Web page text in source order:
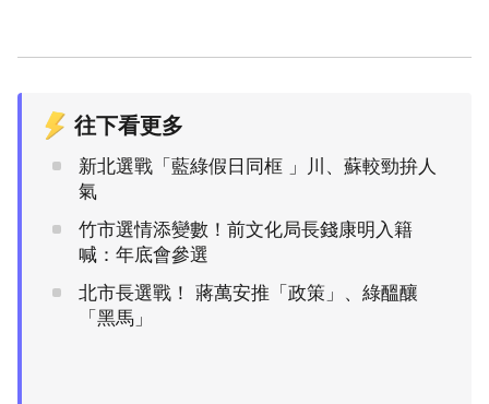
往下看更多
新北選戰「藍綠假日同框 」川、蘇較勁拚人
氣
竹市選情添變數！前文化局長錢康明入籍
喊：年底會參選
北市長選戰！ 蔣萬安推「政策」、綠醞釀
「黑馬」